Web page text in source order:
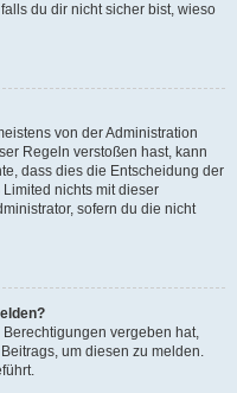
du dir nicht sicher bist, wieso
von der Administration
Regeln verstoßen hast, kann
dass dies die Entscheidung der
nichts mit dieser
sofern du die nicht
vergeben hat,
um diesen zu melden.